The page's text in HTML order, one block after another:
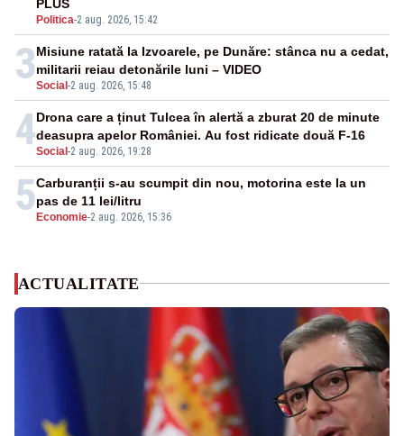
Politica-2 aug. 2026, 15:42
PLUS
3Social-2 aug. 2026, 15:48
Misiune ratată la Izvoarele, pe Dunăre: stânca nu a cedat,
militarii reiau detonările luni – VIDEO
4Social-2 aug. 2026, 19:28
Drona care a ținut Tulcea în alertă a zburat 20 de minute
deasupra apelor României. Au fost ridicate două F-16
5Economie-2 aug. 2026, 15:36
Carburanții s-au scumpit din nou, motorina este la un
pas de 11 lei/litru
ACTUALITATE